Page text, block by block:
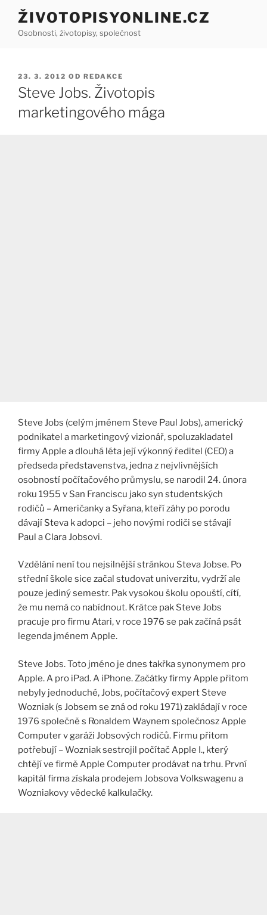
Přejít
obsahu
ŽIVOTOPISYONLINE.CZ
Osobnosti, životopisy, společnost
PUBLIKOVÁNO
23. 3. 2012 OD REDAKCE
Steve Jobs. Životopis
marketingového mága
Steve Jobs (celým jménem Steve Paul Jobs), americký
podnikatel a marketingový vizionář, spoluzakladatel
firmy Apple a dlouhá léta její výkonný ředitel (CEO) a
předseda představenstva, jedna z nejvlivnějších
osobností počítačového průmyslu, se narodil 24. února
roku 1955 v San Franciscu jako syn studentských
rodičů – Američanky a Syřana, kteří záhy po porodu
dávají Steva k adopci – jeho novými rodiči se stávají
Paul a Clara Jobsovi.
Vzdělání není tou nejsilnější stránkou Steva Jobse. Po
střední škole sice začal studovat univerzitu, vydrží ale
pouze jediný semestr. Pak vysokou školu opouští, cítí,
že mu nemá co nabídnout. Krátce pak Steve Jobs
pracuje pro firmu Atari, v roce 1976 se pak začíná psát
legenda jménem Apple.
Steve Jobs. Toto jméno je dnes takřka synonymem pro
Apple. A pro iPad. A iPhone. Začátky firmy Apple přitom
nebyly jednoduché, Jobs, počítačový expert Steve
Wozniak (s Jobsem se zná od roku 1971) zakládají v roce
1976 společně s Ronaldem Waynem společnosz Apple
Computer v garáži Jobsových rodičů. Firmu přitom
potřebují – Wozniak sestrojil počítač Apple I., který
chtějí ve firmě Apple Computer prodávat na trhu. První
kapitál firma získala prodejem Jobsova Volkswagenu a
Wozniakovy vědecké kalkulačky.